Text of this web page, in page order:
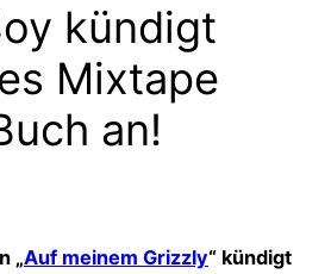
kündigt
Mixtape
an!
„Auf meinem Grizzly“ kündigt